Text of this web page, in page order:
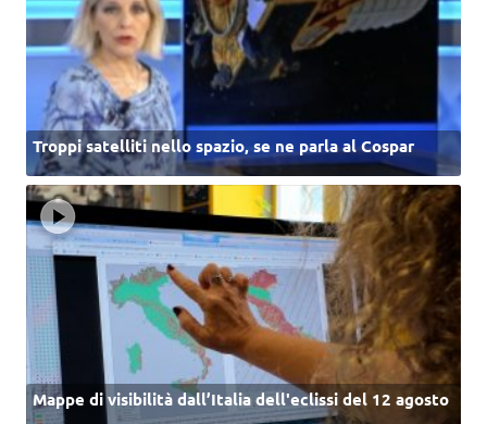
Troppi satelliti nello spazio, se ne parla al Cospar
Mappe di visibilità dall’Italia dell'eclissi del 12 agosto